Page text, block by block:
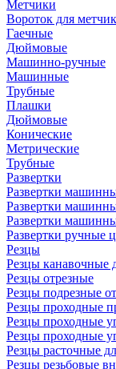
Метчики
Вороток для
Гаечные
Дюймовые
Машинно-ручные
Машинные
Трубные
Плашки
Дюймовые
Конические
Метрические
Трубные
Развертки
Развертки
Развертки
Развертки
Развертки ручные
Резцы
Резцы канавочные
Резцы отрезные
Резцы подрезные
Резцы проходные
Резцы проходные
Резцы проходные
Резцы расточные
Резцы резьбовые